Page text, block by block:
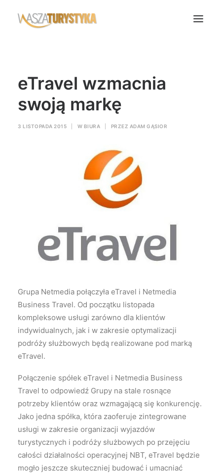
Biura podróży
Noclegi
Polska
Wyszukiwanie
eTravel wzmacnia
swoją markę
3 LISTOPADA 2015 W BIURA PRZEZ ADAM GĄSIOR
Grupa Netmedia połączyła eTravel i Netmedia
Business Travel. Od początku listopada
kompleksowe usługi zarówno dla klientów
indywidualnych, jak i w zakresie optymalizacji
podróży służbowych będą realizowane pod marką
eTravel.
Połączenie spółek eTravel i Netmedia Business
Travel to odpowiedź Grupy na stale rosnące
potrzeby klientów oraz wzmagającą się konkurencję.
Jako jedna spółka, która zaoferuje zintegrowane
usługi w zakresie organizacji wyjazdów
turystycznych i podróży służbowych po przejęciu
całości działalności operacyjnej NBT, eTravel będzie
mogło jeszcze skuteczniej budować i umacniać